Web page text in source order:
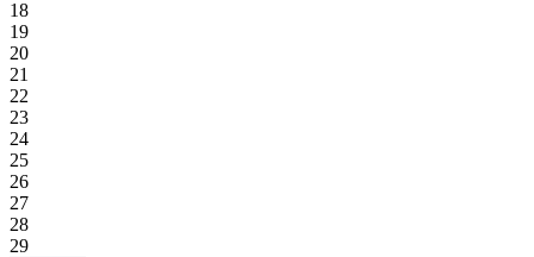
18
19
20
21
22
23
24
25
26
27
28
29